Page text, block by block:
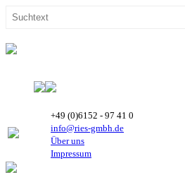
+49 (0)6152 - 97 41 0
info@ries-gmbh.de
Über uns
Impressum